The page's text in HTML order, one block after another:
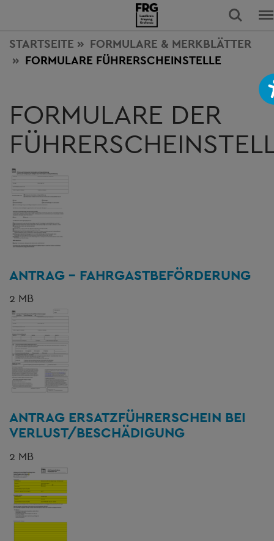
STARTSEITE
FORMULARE & MERKBLÄTTER
FORMULARE FÜHRERSCHEINSTELLE
FORMULARE DER
ANTRAG - FAHRGASTBEFÖRDERUNG
2 MB
ANTRAG ERSATZFÜHRERSCHEIN BEI
VERLUST/BESCHÄDIGUNG
2 MB